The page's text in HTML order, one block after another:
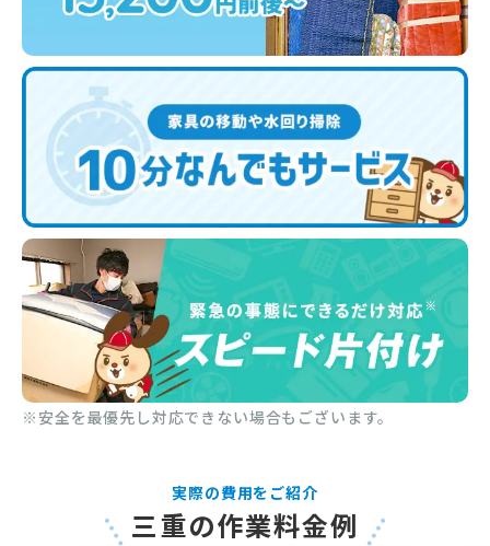
※安全を最優先し対応できない場合もございます。
実際の費用をご紹介
三重の作業料金例